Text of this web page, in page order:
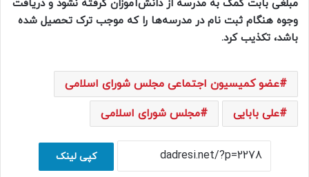
مبلغی بابت کمک به مدرسه از دانش‌آموزان گرفته نشود و دریافت
وجوه هنگام ثبت نام در مدرسه‌ها را که موجب ترک تحصیل شده
باشد، تکذیب کرد.
عضو کمیسیون اجتماعی مجلس شورای اسلامی
علی بابایی
مجلس شورای اسلامی
کپی لینک